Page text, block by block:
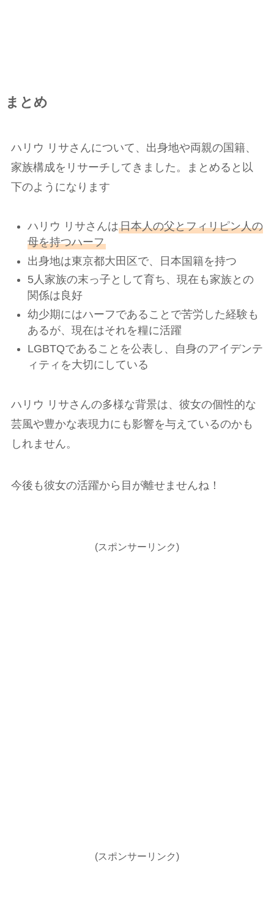
まとめ
ハリウ リサさんについて、出身地や両親の国籍、
家族構成をリサーチしてきました。まとめると以
下のようになります
ハリウ リサさんは日本人の父とフィリピン人の
母を持つハーフ
出身地は東京都大田区で、日本国籍を持つ
5人家族の末っ子として育ち、現在も家族との
関係は良好
幼少期にはハーフであることで苦労した経験も
あるが、現在はそれを糧に活躍
LGBTQであることを公表し、自身のアイデンテ
ィティを大切にしている
ハリウ リサさんの多様な背景は、彼女の個性的な
芸風や豊かな表現力にも影響を与えているのかも
しれません。
今後も彼女の活躍から目が離せませんね！
(スポンサーリンク)
(スポンサーリンク)